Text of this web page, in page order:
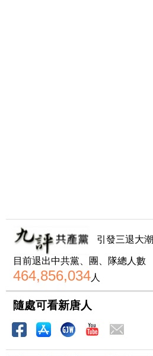
引發三退大潮
目前退出中共黨、團、隊總人數
464,856,034人
隨處可看新唐人